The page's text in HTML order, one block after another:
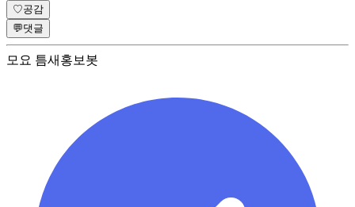
♡공감
💬댓글
모요 틈새홍보봇